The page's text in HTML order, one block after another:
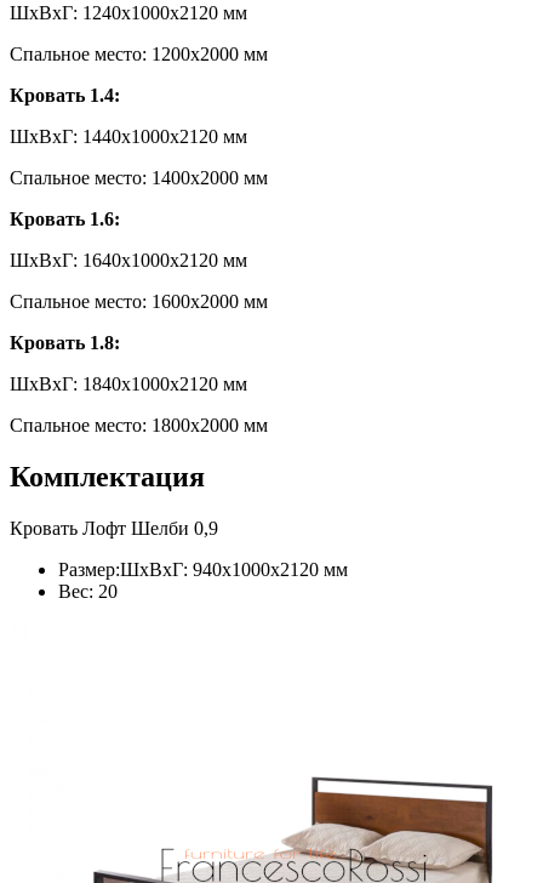
ШxВxГ: 1240x1000x2120 мм
Спальное место: 1200х2000 мм
Кровать 1.4:
ШxВxГ: 1440x1000x2120 мм
Спальное место: 1400х2000 мм
Кровать 1.6:
ШxВxГ: 1640x1000x2120 мм
Спальное место: 1600х2000 мм
Кровать 1.8:
ШxВxГ: 1840x1000x2120 мм
Спальное место: 1800х2000 мм
Комплектация
Кровать Лофт Шелби 0,9
Размер:ШxВxГ: 940x1000x2120 мм
Вес: 20